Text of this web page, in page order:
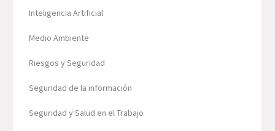
Inteligencia Artificial
Medio Ambiente
Riesgos y Seguridad
Seguridad de la información
Seguridad y Salud en el Trabajo